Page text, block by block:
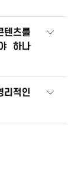
텐츠를
하나
리적인